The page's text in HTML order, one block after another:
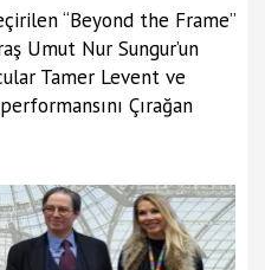
“Beyond the Frame”
Umut Nur Sungur’un
Tamer Levent ve
Çırağan